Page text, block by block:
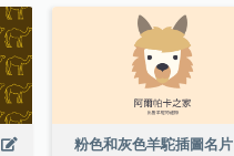
粉色和灰色羊駝插圖名片